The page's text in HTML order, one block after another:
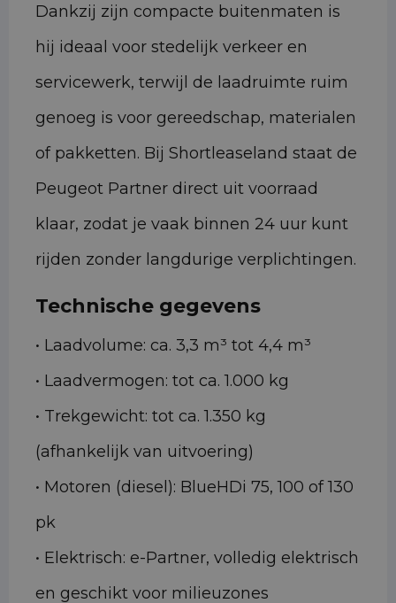
Dankzij zijn compacte buitenmaten is
hij ideaal voor stedelijk verkeer en
servicewerk, terwijl de laadruimte ruim
genoeg is voor gereedschap, materialen
of pakketten. Bij Shortleaseland staat de
Peugeot Partner direct uit voorraad
klaar, zodat je vaak binnen 24 uur kunt
rijden zonder langdurige verplichtingen.
Technische gegevens
• Laadvolume: ca. 3,3 m³ tot 4,4 m³
• Laadvermogen: tot ca. 1.000 kg
• Trekgewicht: tot ca. 1.350 kg
(afhankelijk van uitvoering)
• Motoren (diesel): BlueHDi 75, 100 of 130
pk
• Elektrisch: e-Partner, volledig elektrisch
en geschikt voor milieuzones